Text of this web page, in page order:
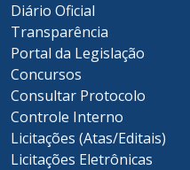
Diário Oficial
Transparência
Portal da Legislação
Concursos
Consultar Protocolo
Controle Interno
Licitações (Atas/Editais)
Licitações Eletrônicas